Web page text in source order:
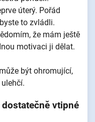
úterý. Pořád
to zvládli.
že mám ještě
motivaci ji dělat.
být ohromující,
vtipné